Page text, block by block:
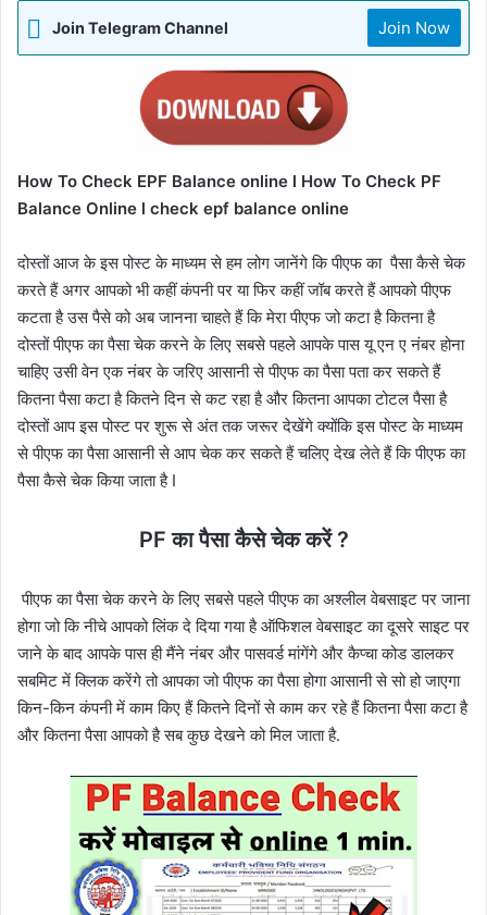
Join Telegram Channel Join Now
How To Check EPF Balance online l How To Check PF
Balance Online l check epf balance online
दोस्तों आज के इस पोस्ट के माध्यम से हम लोग जानेंगे कि पीएफ का पैसा कैसे चेक
करते हैं अगर आपको भी कहीं कंपनी पर या फिर कहीं जॉब करते हैं आपको पीएफ
कटता है उस पैसे को अब जानना चाहते हैं कि मेरा पीएफ जो कटा है कितना है
दोस्तों पीएफ का पैसा चेक करने के लिए सबसे पहले आपके पास यू एन ए नंबर होना
चाहिए उसी वेन एक नंबर के जरिए आसानी से पीएफ का पैसा पता कर सकते हैं
कितना पैसा कटा है कितने दिन से कट रहा है और कितना आपका टोटल पैसा है
दोस्तों आप इस पोस्ट पर शुरू से अंत तक जरूर देखेंगे क्योंकि इस पोस्ट के माध्यम
से पीएफ का पैसा आसानी से आप चेक कर सकते हैं चलिए देख लेते हैं कि पीएफ का
पैसा कैसे चेक किया जाता है I
PF का पैसा कैसे चेक करें ?
पीएफ का पैसा चेक करने के लिए सबसे पहले पीएफ का अश्लील वेबसाइट पर जाना
होगा जो कि नीचे आपको लिंक दे दिया गया है ऑफिशल वेबसाइट का दूसरे साइट पर
जाने के बाद आपके पास ही मैंने नंबर और पासवर्ड मांगेंगे और कैप्चा कोड डालकर
सबमिट में क्लिक करेंगे तो आपका जो पीएफ का पैसा होगा आसानी से सो हो जाएगा
किन-किन कंपनी में काम किए हैं कितने दिनों से काम कर रहे हैं कितना पैसा कटा है
और कितना पैसा आपको है सब कुछ देखने को मिल जाता है.